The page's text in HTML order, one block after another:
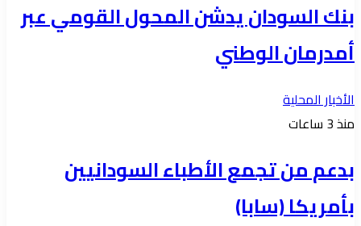
بنك السودان يدشن المحول القومي عبر
أمدرمان الوطني
الأخبار المحلية
منذ 3 ساعات
بدعم من تجمع الأطباء السودانيين
بأمريكا (سابا)